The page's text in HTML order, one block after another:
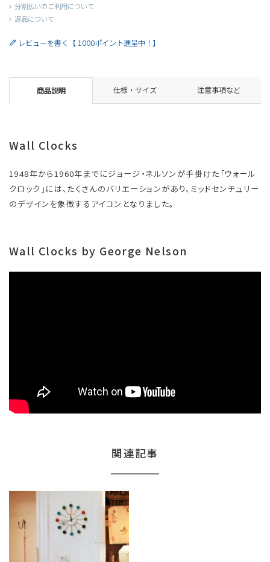
分割払いのご利用について
返品について
レビューを書く【 1000ポイント進呈中！】
商品説明 仕様・サイズ 注意事項など
Wall Clocks
1948年から1960年までにジョージ・ネルソンが手掛けた「ウォール
クロック」には、たくさんのバリエーションがあり、ミッドセンチュリー
のデザインを象徴するアイコンとなりました。
Wall Clocks by George Nelson
関連記事